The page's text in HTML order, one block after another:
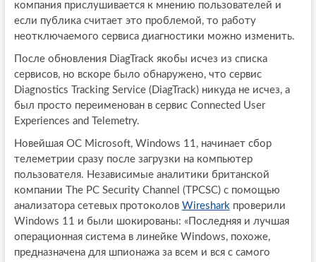
компания прислушивается к мнению пользователей и
если публика считает это проблемой, то работу
неотключаемого сервиса диагностики можно изменить.
После обновления DiagTrack якобы исчез из списка
сервисов, но вскоре было обнаружено, что сервис
Diagnostics Tracking Service (DiagTrack) никуда не исчез, а
был просто переименован в сервис Connected User
Experiences and Telemetry.
Новейшая ОС Microsoft, Windows 11, начинает сбор
телеметрии сразу после загрузки на компьютер
пользователя. Независимые аналитики британской
компании The PC Security Channel (TPCSC) с помощью
анализатора сетевых протоколов Wiresharkпроверили
Windows 11 и были шокированы: «Последняя и лучшая
операционная система в линейке Windows, похоже,
предназначена для шпионажа за всем и вся с самого